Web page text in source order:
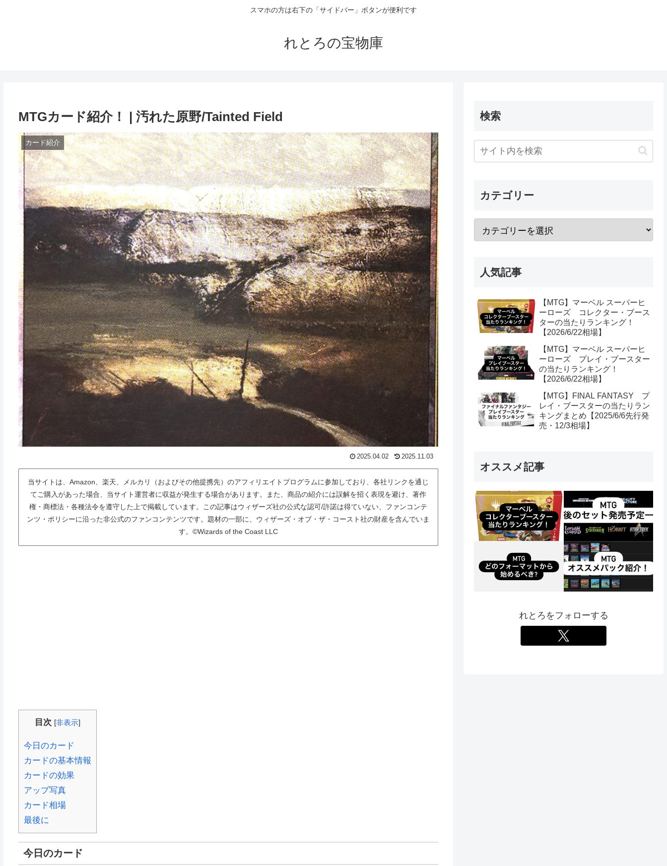
スマホの方は右下の「サイドバー」ボタンが便利です
れとろの宝物庫
MTGカード紹介！ | 汚れた原野/Tainted Field
カード紹介
2025.04.02 2025.11.03
当サイトは、Amazon、楽天、メルカリ（およびその他提携先）のアフィリエイトプログラムに参加しており、各社リンクを通じ
てご購入があった場合、当サイト運営者に収益が発生する場合があります。また、商品の紹介には誤解を招く表現を避け、著作
権・商標法・各種法令を遵守した上で掲載しています。この記事はウィザーズ社の公式な認可/許諾は得ていない、ファンコンテ
ンツ・ポリシーに沿った非公式のファンコンテンツです。題材の一部に、ウィザーズ・オブ・ザ・コースト社の財産を含んでいま
す。©Wizards of the Coast LLC
目次 [非表示]
今日のカード
カードの基本情報
カードの効果
アップ写真
カード相場
最後に
今日のカード
検索
カテゴリー
人気記事
【MTG】マーベル スーパーヒ
ーローズ コレクター・ブース
ターの当たりランキング！
【2026/6/22相場】
【MTG】マーベル スーパーヒ
ーローズ プレイ・ブースター
の当たりランキング！
【2026/6/22相場】
【MTG】FINAL FANTASY プ
レイ・ブースターの当たりラン
キングまとめ【2025/6/6先行発
売・12/3相場】
オススメ記事
れとろをフォローする